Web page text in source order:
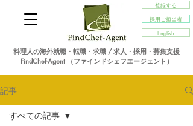
採用ご担当者
登録する
English
料理人の海外就職・転職・求職 / 求人・採用・募集支援
FindChef-Agent （ファインドシェフエージェント）
記事
すべての記事